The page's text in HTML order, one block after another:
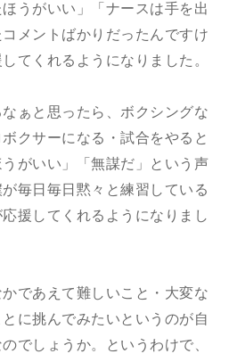
うがいい」「ナースは手を出
メントばかりだったんですけ
てくれるようになりました。
ぁと思ったら、ボクシングな
クサーになる・試合をやると
がいい」「無謀だ」という声
毎日毎日黙々と練習している
援してくれるようになりまし
であえて難しいこと・大変な
に挑んでみたいというのが自
でしょうか。というわけで、